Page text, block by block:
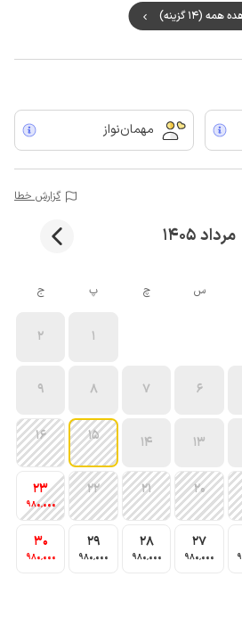
(14 گزینه)
مهمان‌نواز
گزارش خطا
مرداد 1405
س چ پ ج
1
2
6
7
8
9
13
14
15
16
20
21
22
23
980٬000
27
980٬000
28
980٬000
29
980٬000
30
980٬000